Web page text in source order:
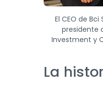
El CEO de
presidente
Investment y
La